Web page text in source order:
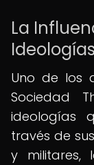
La
Uno de los
Sociedad
ideologías
través de
y militares,